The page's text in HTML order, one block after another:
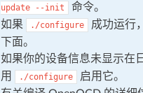
update
--init
命令。
如果
./configure 成功运行
下面。
如果你的设备信息未显示在
用
./configure
启用它。